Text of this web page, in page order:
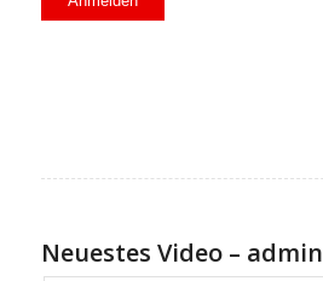
Neuestes Video – admin